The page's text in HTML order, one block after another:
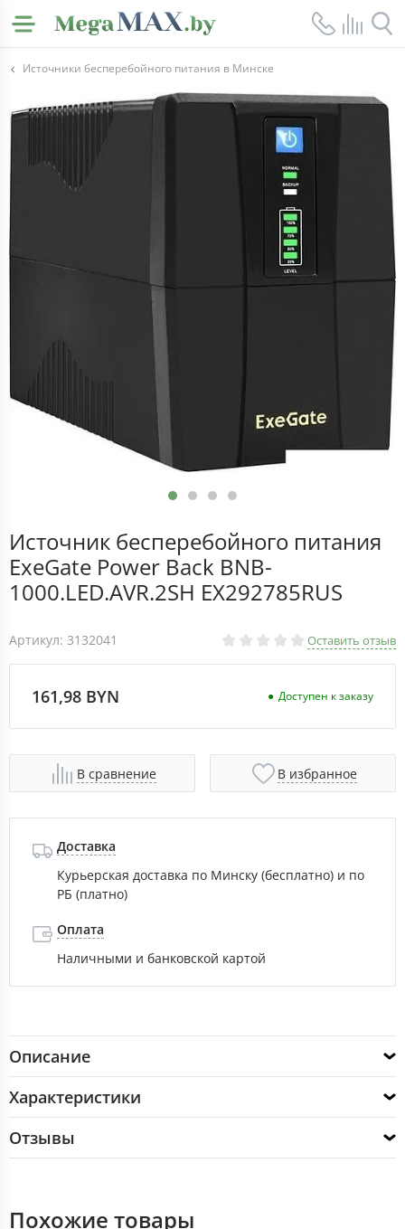
Источники бесперебойного питания в Минске
Источник бесперебойного питания
ExeGate Power Back BNB-
1000.LED.AVR.2SH EX292785RUS
Артикул: 3132041 Оставить отзыв
161,98 BYN Доступен к заказу
В сравнение В избранное
Доставка
Курьерская доставка по Минску (бесплатно) и по
РБ (платно)
Оплата
Наличными и банковской картой
Описание
Характеристики
Отзывы
Похожие товары